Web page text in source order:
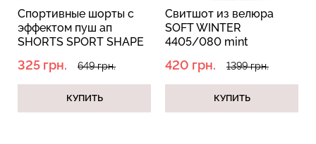
Спортивные шорты с
эффектом пуш ап
SHORTS SPORT SHAPE
325 грн. 649 грн.
КУПИТЬ
Свитшот из велюра
SOFT WINTER
4405/080 mint
420 грн. 1399 грн.
КУПИТЬ
(белый) Giulia
299 грн.499 грн.
(белый) Giulia
279 грн.399 грн.